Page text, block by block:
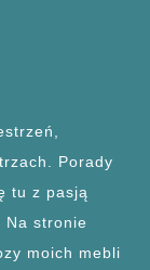
Porady
tu z pasją
Na stronie
moich mebli